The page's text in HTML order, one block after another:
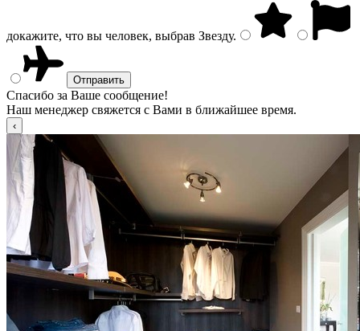
докажите, что вы человек, выбрав Звезду.
Спасибо за Ваше сообщение!
Наш менеджер свяжется с Вами в ближайшее время.